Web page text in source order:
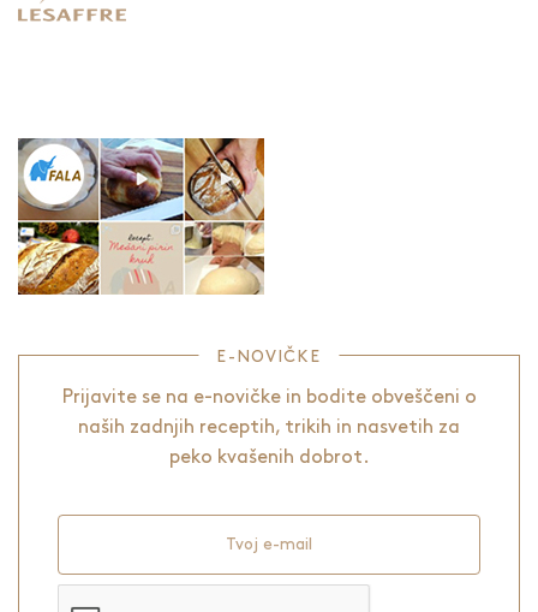
E-NOVIČKE
Prijavite se na e-novičke in bodite obveščeni o
naših zadnjih receptih, trikih in nasvetih za
peko kvašenih dobrot.
Tvoj e-mail